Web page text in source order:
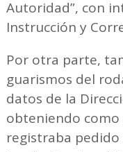
Autoridad”, con
Instrucción y
Por otra parte,
guarismos del
datos de la
obteniendo
registraba pedido